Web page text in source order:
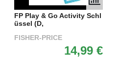
FP Play & Go Activity Schl
üssel (D,
FISHER-PRICE
14,99 €